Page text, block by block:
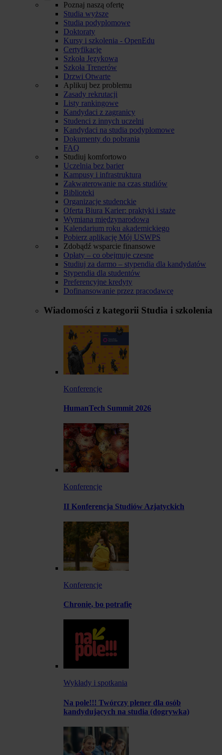
Poznaj naszą ofertę
Studia wyższe
Studia podyplomowe
Doktoraty
Kursy i szkolenia - OpenEdu
Certyfikacje
Szkoła Językowa
Szkoła Trenerów
Drzwi Otwarte
Aplikuj bez problemu
Zasady rekrutacji
Listy rankingowe
Kandydaci z zagranicy
Studenci z innych uczelni
Kandydaci na studia podyplomowe
Dokumenty do pobrania
FAQ
Studiuj komfortowo
Uczelnia bez barier
Kampusy i infrastruktura
Zakwaterowanie na czas studiów
Biblioteki
Organizacje studenckie
Oferta Biura Karier: praktyki i staże
Wymiana międzynarodowa
Kalendarium roku akademickiego
Pobierz aplikację Mój USWPS
Zdobądź wsparcie finansowe
Opłaty – co obejmuje czesne
Studiuj za darmo – stypendia dla kandydatów
Stypendia dla studentów
Preferencyjne kredyty
Dofinansowanie przez pracodawcę
Wiadomości z kategorii Studia i szkolenia
Konferencje
HumanTech Summit 2026
Konferencje
II Konferencja Studiów Azjatyckich
Konferencje
Chronię, bo potrafię
Wykłady i spotkania
Na pole!!! Twórczy plener dla osób
kandydujących na studia (dogrywka)